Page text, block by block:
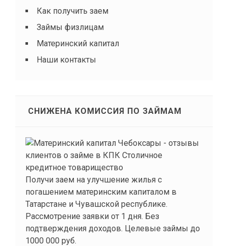
Как получить заем
Займы физлицам
Материнский капитал
Наши контакты
СНИЖЕНА КОМИССИЯ ПО ЗАЙМАМ
Получи заем на улучшение жилья с
погашением материнским капиталом в
Татарстане и Чувашской республике.
Рассмотрение заявки от 1 дня. Без
подтверждения доходов. Целевые займы до
1000 000 руб.